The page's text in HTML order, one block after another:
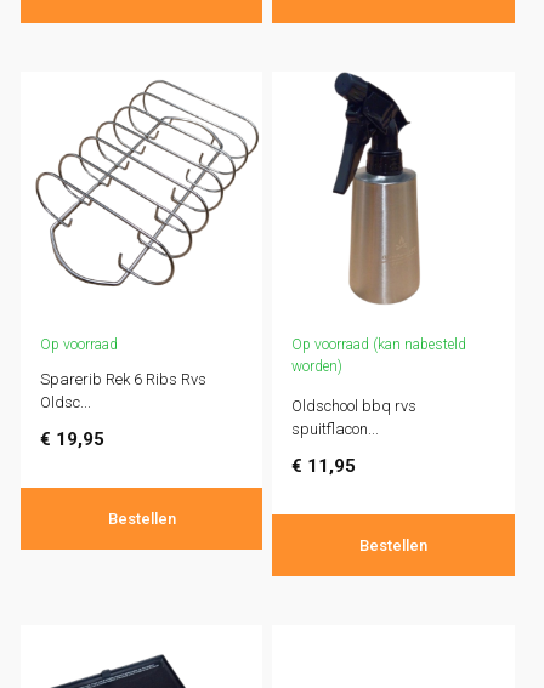
Op voorraad
Sparerib Rek 6 Ribs Rvs
Oldsc...
€ 19,95
Bestellen
Op voorraad (kan nabesteld
worden)
Oldschool bbq rvs
spuitflacon...
€ 11,95
Bestellen